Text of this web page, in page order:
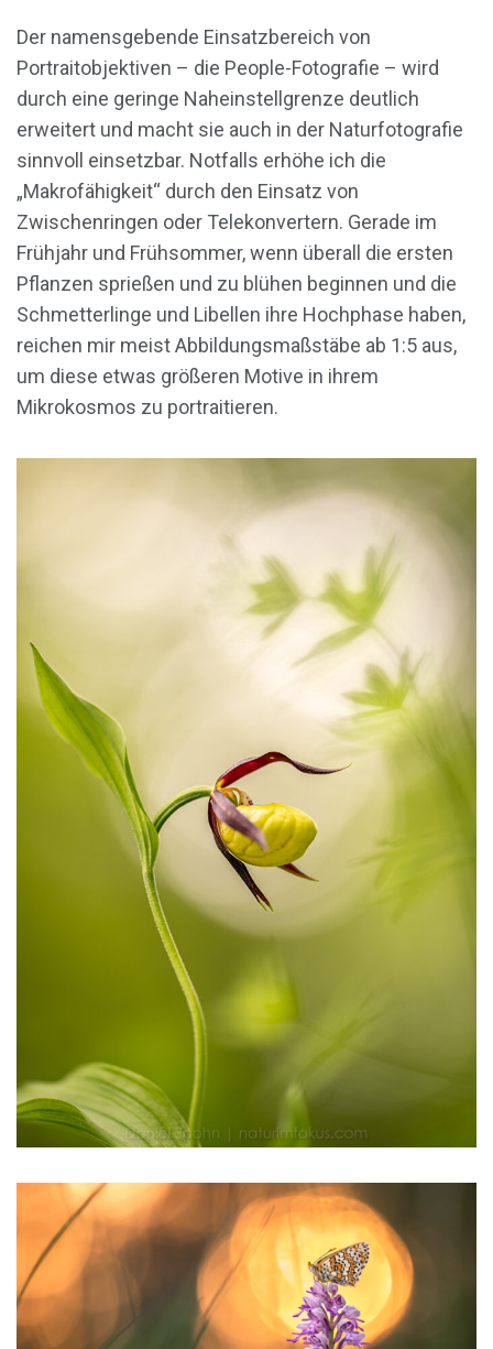
Der namensgebende Einsatzbereich von
Portraitobjektiven – die People-Fotografie – wird
durch eine geringe Naheinstellgrenze deutlich
erweitert und macht sie auch in der Naturfotografie
sinnvoll einsetzbar. Notfalls erhöhe ich die
„Makrofähigkeit“ durch den Einsatz von
Zwischenringen oder Telekonvertern. Gerade im
Frühjahr und Frühsommer, wenn überall die ersten
Pflanzen sprießen und zu blühen beginnen und die
Schmetterlinge und Libellen ihre Hochphase haben,
reichen mir meist Abbildungsmaßstäbe ab 1:5 aus,
um diese etwas größeren Motive in ihrem
Mikrokosmos zu portraitieren.